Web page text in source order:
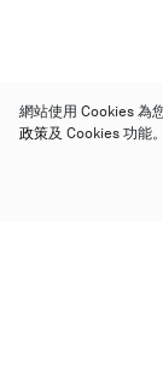
網站使用 Cookies 為
政策及 Cookies 功能。